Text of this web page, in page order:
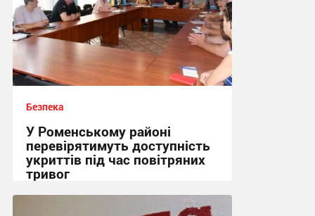
Безпека
У Роменському районі
перевірятимуть доступність
укриттів під час повітряних
тривог